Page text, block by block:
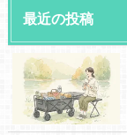
最近の投稿